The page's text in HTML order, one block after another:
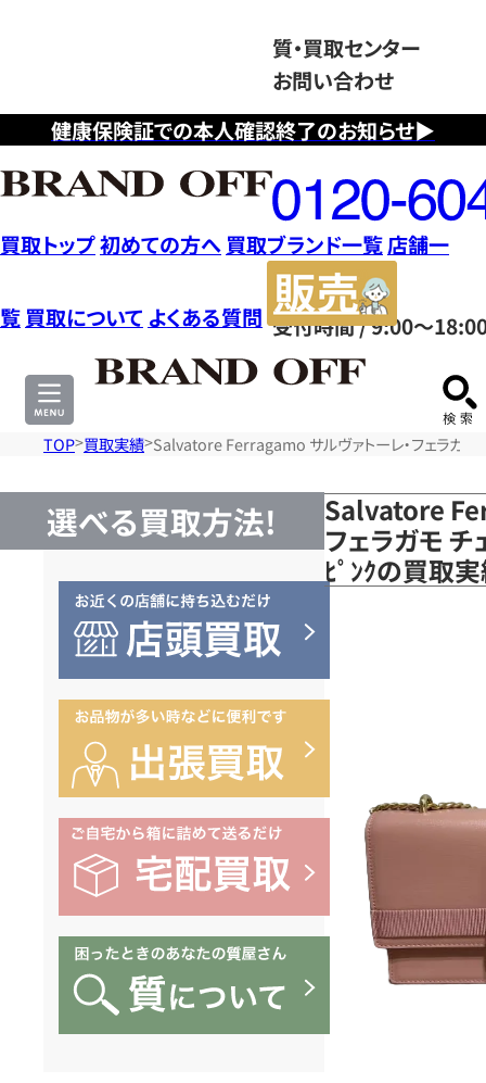
健康保険証での本人確認終了のお知らせ▶
質・買取センター
お問い合わせ
フ
リ
ー
ダ
イ
ヤ
ル
0120604117
受付時間 / 9:00～
買取トップ初めての方へ 買取ブランド一覧店舗一
覧 買取について よくある質問
サ
TOP 買取実績 Salvatore Ferragamo サルヴァトーレ・フェラガモ
選べる買取方法!
Salvatore
フェラガモ チ
ﾋﾟﾝｸの買取